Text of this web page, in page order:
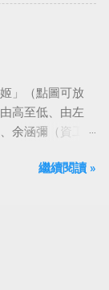
」（點圖可放
高至低、由左
余涵彌（資工
位正妹透過網
繼續閱讀 »